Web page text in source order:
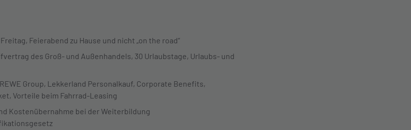
Feierabend zu Hause und nicht „on the road“
des Groß- und Außenhandels, 30 Urlaubstage, Urlaubs- und
Group, Lekkerland Personalkauf, Corporate Benefits,
Vorteile beim Fahrrad-Leasing
Kostenübernahme bei der Weiterbildung